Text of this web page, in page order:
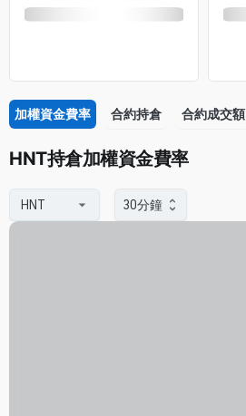
加權資金費率 合約持倉 合約成交額
HNT持倉加權資金費率
30分鐘